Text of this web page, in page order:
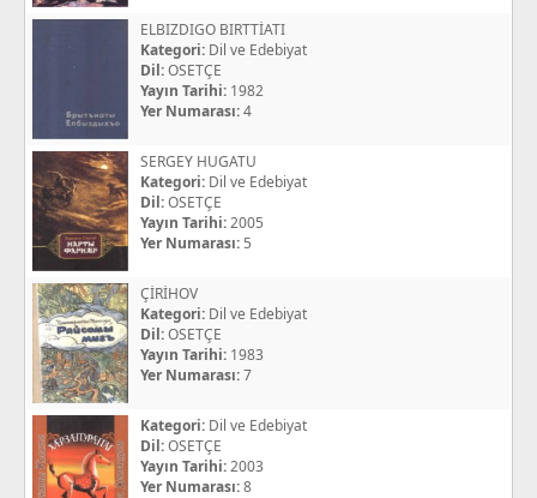
ELBIZDIGO BIRTTİATI
Kategori: Dil ve Edebiyat
Dil:OSETÇE
Yayın Tarihi: 1982
Yer Numarası:4
SERGEY HUGATU
Kategori: Dil ve Edebiyat
Dil:OSETÇE
Yayın Tarihi:2005
Yer Numarası: 5
ÇİRİHOV
Kategori: Dil ve Edebiyat
Dil:OSETÇE
Yayın Tarihi: 1983
Yer Numarası:7
Kategori: Dil ve Edebiyat
Dil:OSETÇE
Yayın Tarihi:2003
Yer Numarası:8